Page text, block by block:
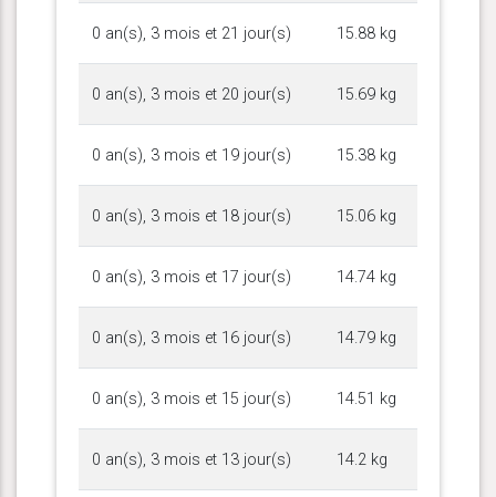
0 an(s), 3 mois et 21 jour(s) 15.88 kg
0 an(s), 3 mois et 20 jour(s) 15.69 kg
0 an(s), 3 mois et 19 jour(s) 15.38 kg
0 an(s), 3 mois et 18 jour(s) 15.06 kg
0 an(s), 3 mois et 17 jour(s) 14.74 kg
0 an(s), 3 mois et 16 jour(s) 14.79 kg
0 an(s), 3 mois et 15 jour(s) 14.51 kg
0 an(s), 3 mois et 13 jour(s) 14.2 kg